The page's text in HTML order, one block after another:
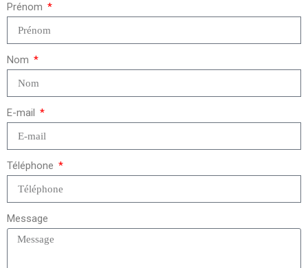
Prénom
Nom
E-mail
Téléphone
Message